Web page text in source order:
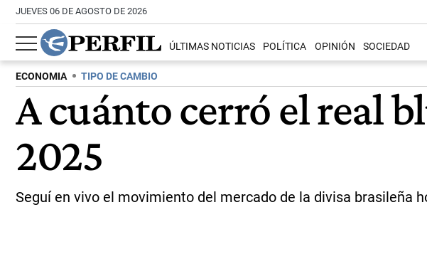
JUEVES 06 DE AGOSTO DE 2026
ÚLTIMAS NOTICIAS POLÍTICA OPINIÓN SOCIEDAD
ECONOMIA TIPO DE CAMBIO
A cuánto cerró el real
2025
Seguí en vivo el movimiento del mercado de la divisa brasileña